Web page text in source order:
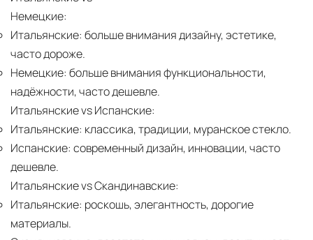
Немецкие:
Итальянские: больше внимания дизайну, эстетике,
часто дороже.
Немецкие: больше внимания функциональности,
надёжности, часто дешевле.
Итальянские vs Испанские:
Итальянские: классика, традиции, муранское стекло.
Испанские: современный дизайн, инновации, часто
дешевле.
Итальянские vs Скандинавские:
Итальянские: роскошь, элегантность, дорогие
материалы.